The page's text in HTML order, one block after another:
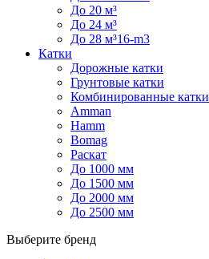
До 20 м³
До 24 м³
До 28 м³16-m3
Катки
Дорожные катки
Грунтовые катки
Комбинированные катки
Amman
Hamm
Bomag
Раскат
До 1000 мм
До 1500 мм
До 2000 мм
До 2500 мм
Выберите бренд